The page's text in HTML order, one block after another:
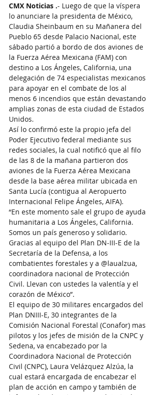
CMX Noticias .- Luego de que la víspera
lo anunciare la presidenta de México,
Claudia Sheinbaum en su Mañanera del
Pueblo 65 desde Palacio Nacional, este
sábado partió a bordo de dos aviones de
la Fuerza Aérea Mexicana (FAM) con
destino a Los Ángeles, California, una
delegación de 74 especialistas mexicanos
para apoyar en el combate de los al
menos 6 incendios que están devastando
amplias zonas de esta ciudad de Estados
Unidos.
Así lo confirmó este la propio jefa del
Poder Ejecutivo federal mediante sus
redes sociales, la cual notificó que al filo
de las 8 de la mañana partieron dos
aviones de la Fuerza Aérea Mexicana
desde la base aérea militar ubicada en
Santa Lucía (contigua al Aeropuerto
Internacional Felipe Ángeles, AIFA).
“En este momento sale el grupo de ayuda
humanitaria a Los Ángeles, California.
Somos un país generoso y solidario.
Gracias al equipo del Plan DN-III-E de la
Secretaría de la Defensa, a los
combatientes forestales y a @laualzua,
coordinadora nacional de Protección
Civil. Llevan con ustedes la valentía y el
corazón de México”.
El equipo de 30 militares encargados del
Plan DNIII-E, 30 integrantes de la
Comisión Nacional Forestal (Conafor) mas
pilotos y los jefes de misión de la CNPC y
Sedena, va encabezado por la
Coordinadora Nacional de Protección
Civil (CNPC), Laura Velázquez Alzúa, la
cual estará encargada de encabezar el
plan de acción en campo y también de